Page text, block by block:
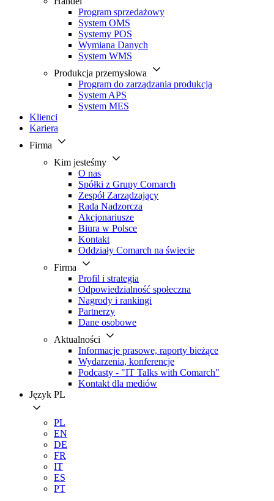
Program sprzedażowy
System OMS
Systemy POS
Wymiana Danych
System WMS
Produkcja przemysłowa
Program do zarządzania produkcją
System APS
System MES
Klienci
Kariera
Firma
Kim jesteśmy
O nas
Spółki z Grupy Comarch
Zespół Zarządzający
Rada Nadzorcza
Akcjonariusze
Biura w Polsce
Kontakt
Oddziały Comarch na świecie
Firma
Profil i strategia
Odpowiedzialność społeczna
Nagrody i rankingi
Partnerzy
Dane osobowe
Aktualności
Informacje prasowe, raporty bieżące
Wydarzenia, konferencje
Podcasty - "IT Talks with Comarch"
Kontakt dla mediów
Język PL
PL
EN
DE
FR
IT
ES
PT